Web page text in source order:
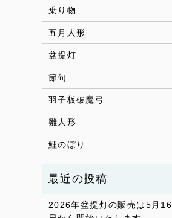
乗り物
五月人形
盆提灯
節句
羽子板破魔弓
雛人形
鯉のぼり
2026年盆提灯の販売は5月16